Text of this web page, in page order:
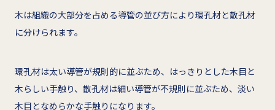
木は組織の大部分を占める導管の並び方により環孔材と散孔材
に分けられます。
環孔材は太い導管が規則的に並ぶため、はっきりとした木目と
木らしい手触り、散孔材は細い導管が不規則に並ぶため、淡い
木目となめらかな手触りになります。